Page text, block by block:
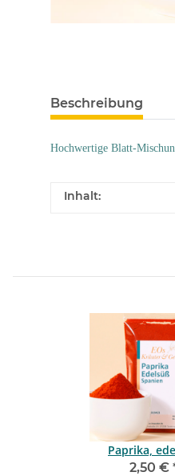
Beschreibung
Hochwertige Blatt-
Inhalt:
Paprika,
2,50 €